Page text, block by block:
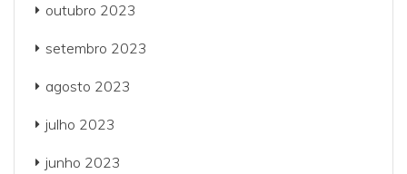
outubro 2023
setembro 2023
agosto 2023
julho 2023
junho 2023